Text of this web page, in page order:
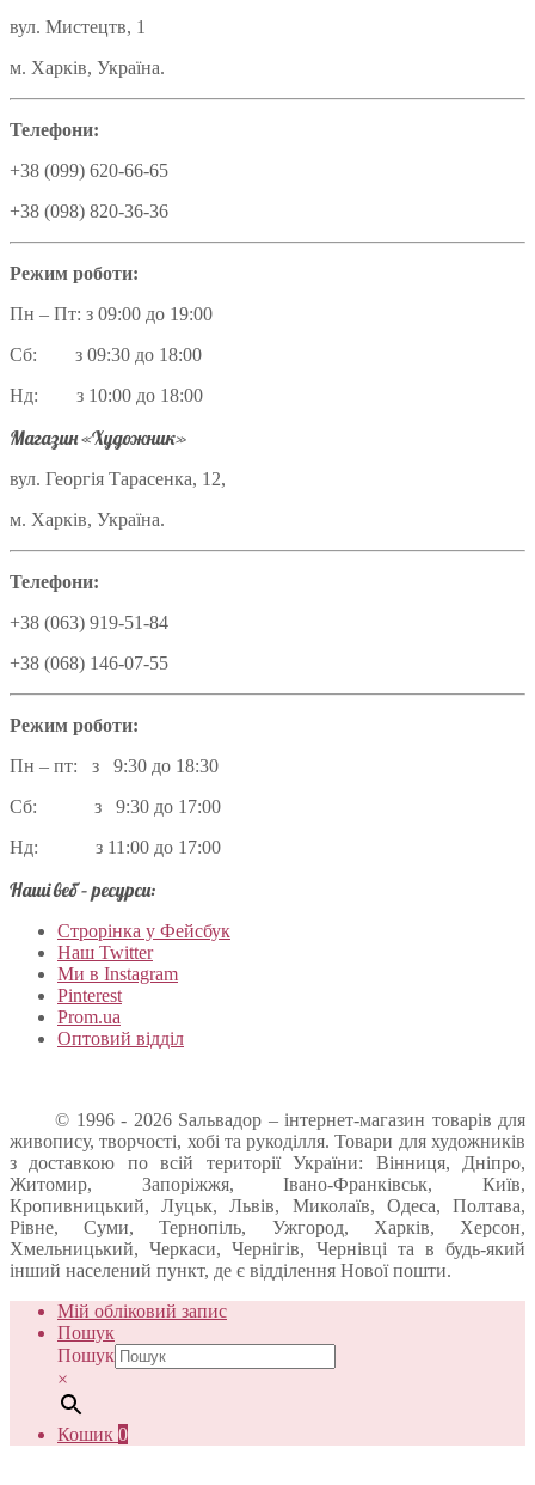
вул. Мистецтв, 1
м. Харків, Україна.
Телефони:
+38 (099) 620-66-65
+38 (098) 820-36-36
Режим роботи:
Пн – Пт: з 09:00 до 19:00
Сб: з 09:30 до 18:00
Нд: з 10:00 до 18:00
Магазин «Художник»
вул. Георгія Тарасенка, 12,
м. Харків, Україна.
Телефони:
+38 (063) 919-51-84
+38 (068) 146-07-55
Режим роботи:
Пн – пт: з 9:30 до 18:30
Сб: з 9:30 до 17:00
Нд: з 11:00 до 17:00
Наші веб – ресурси:
Строрінка у Фейсбук
Наш Twitter
Ми в Instagram
Pinterest
Prom.ua
Оптовий відділ
© 1996 - 2026 Sальвадор – інтернет-магазин товарів для
живопису, творчості, хобі та рукоділля. Товари для художників
з доставкою по всій території України: Вінниця, Дніпро,
Житомир, Запоріжжя, Івано-Франківськ, Київ,
Кропивницький, Луцьк, Львів, Миколаїв, Одеса, Полтава,
Рівне, Суми, Тернопіль, Ужгород, Харків, Херсон,
Хмельницький, Черкаси, Чернігів, Чернівці та в будь-який
інший населений пункт, де є відділення Нової пошти.
Мій обліковий запис
Пошук
Пошук
×
Кошик 0